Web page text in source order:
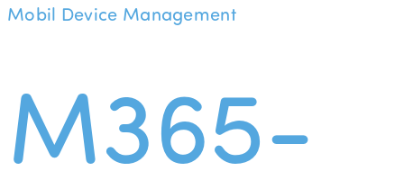
Mobil Device Management
M365-